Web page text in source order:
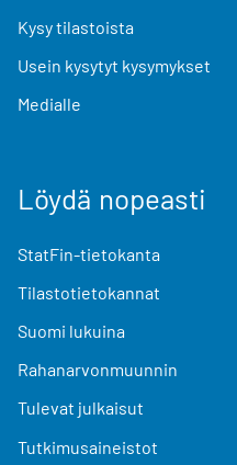
Kysy tilastoista
Usein kysytyt kysymykset
Medialle
Löydä nopeasti
StatFin-tietokanta
Tilastotietokannat
Suomi lukuina
Rahanarvonmuunnin
Tulevat julkaisut
Tutkimusaineistot